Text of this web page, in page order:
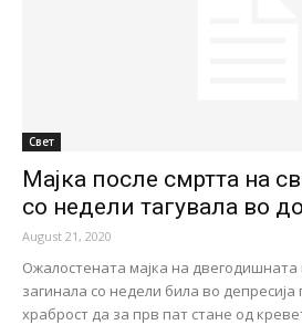
Свет
Мајка после смртта на
со недели тагувала во
August 21, 2020
Ожалостената мајка на двегодишната
загинала со недели била во
храброст да за прв пат стане од